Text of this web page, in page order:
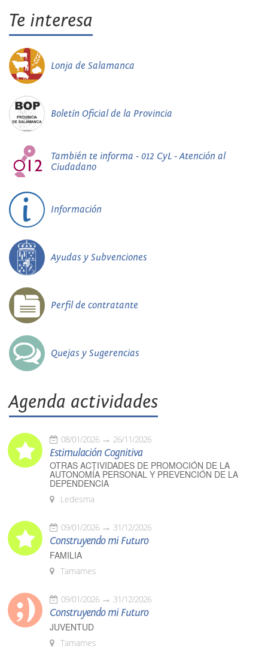
Te interesa
Lonja de Salamanca
Boletín Oficial de la Provincia
También te informa - 012 CyL - Atención al
Ciudadano
Información
Ayudas y Subvenciones
Perfil de contratante
Quejas y Sugerencias
Agenda actividades
08/01/2026 26/11/2026
Estimulación Cognitiva
OTRAS ACTIVIDADES DE PROMOCIÓN DE LA
AUTONOMÍA PERSONAL Y PREVENCIÓN DE LA
DEPENDENCIA
Ledesma
09/01/2026 31/12/2026
Construyendo mi Futuro
FAMILIA
Tamames
09/01/2026 31/12/2026
Construyendo mi Futuro
JUVENTUD
Tamames